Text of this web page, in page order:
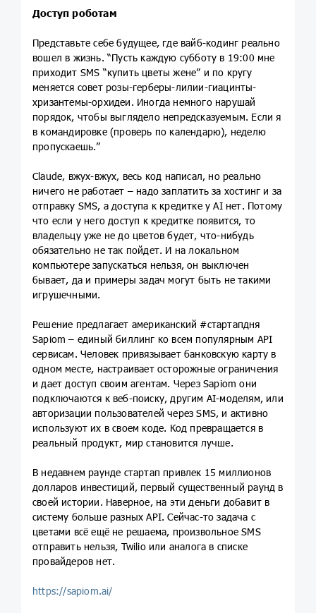
Доступ роботам
Представьте себе будущее, где вайб-кодинг реально
вошел в жизнь. “Пусть каждую субботу в 19:00 мне
приходит SMS “купить цветы жене” и по кругу
меняется совет розы-герберы-лилии-гиацинты-
хризантемы-орхидеи. Иногда немного нарушай
порядок, чтобы выглядело непредсказуемым. Если я
в командировке (проверь по календарю), неделю
пропускаешь.”
Claude, вжух-вжух, весь код написал, но реально
ничего не работает – надо заплатить за хостинг и за
отправку SMS, а доступа к кредитке у AI нет. Потому
что если у него доступ к кредитке появится, то
владельцу уже не до цветов будет, что-нибудь
обязательно не так пойдет. И на локальном
компьютере запускаться нельзя, он выключен
бывает, да и примеры задач могут быть не такими
игрушечными.
Решение предлагает американский #стартапдня
Sapiom – единый биллинг ко всем популярным API
сервисам. Человек привязывает банковскую карту в
одном месте, настраивает осторожные ограничения
и дает доступ своим агентам. Через Sapiom они
подключаются к веб-поиску, другим AI-моделям, или
авторизации пользователей через SMS, и активно
используют их в своем коде. Код превращается в
реальный продукт, мир становится лучше.
В недавнем раунде стартап привлек 15 миллионов
долларов инвестиций, первый существенный раунд в
своей истории. Наверное, на эти деньги добавит в
систему больше разных API. Сейчас-то задача с
цветами всё ещё не решаема, произвольное SMS
отправить нельзя, Twilio или аналога в списке
провайдеров нет.
https://sapiom.ai/